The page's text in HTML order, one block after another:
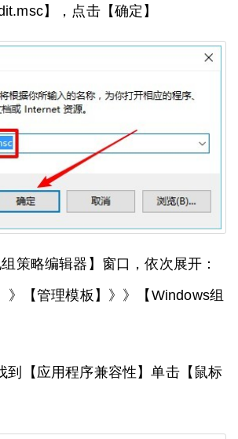
】，点击【确定】
策略编辑器】窗口，依次展开：
》【管理模板】》》【Windows组
到【应用程序兼容性】单击【鼠标